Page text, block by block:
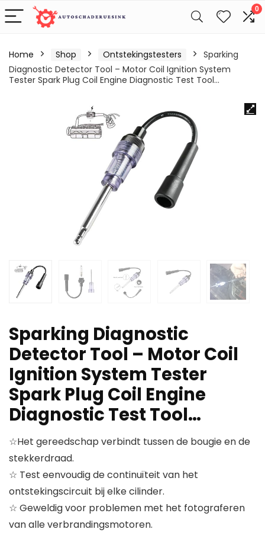
0
Home Shop Ontstekingstesters
Sparking
Diagnostic Detector Tool – Motor Coil Ignition System
Tester Spark Plug Coil Engine Diagnostic Test Tool…
Sparking Diagnostic
Detector Tool – Motor Coil
Ignition System Tester
Spark Plug Coil Engine
Diagnostic Test Tool…
☆Het gereedschap verbindt tussen de bougie en de
stekkerdraad.
☆ Test eenvoudig de continuïteit van het
ontstekingscircuit bij elke cilinder.
☆ Geweldig voor problemen met het fotograferen
van alle verbrandingsmotoren.